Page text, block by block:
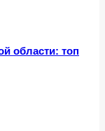
области: топ